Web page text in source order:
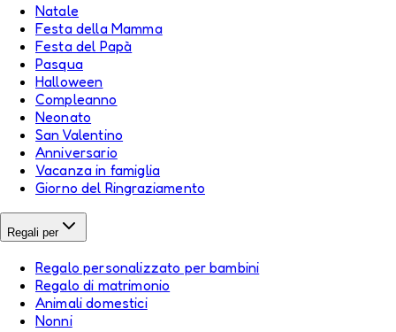
Natale
Festa della Mamma
Festa del Papà
Pasqua
Halloween
Compleanno
Neonato
San Valentino
Anniversario
Vacanza in famiglia
Giorno del Ringraziamento
Regali per
Regalo personalizzato per bambini
Regalo di matrimonio
Animali domestici
Nonni